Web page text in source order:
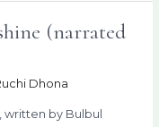
(narrated
Dhona
written by Bulbul